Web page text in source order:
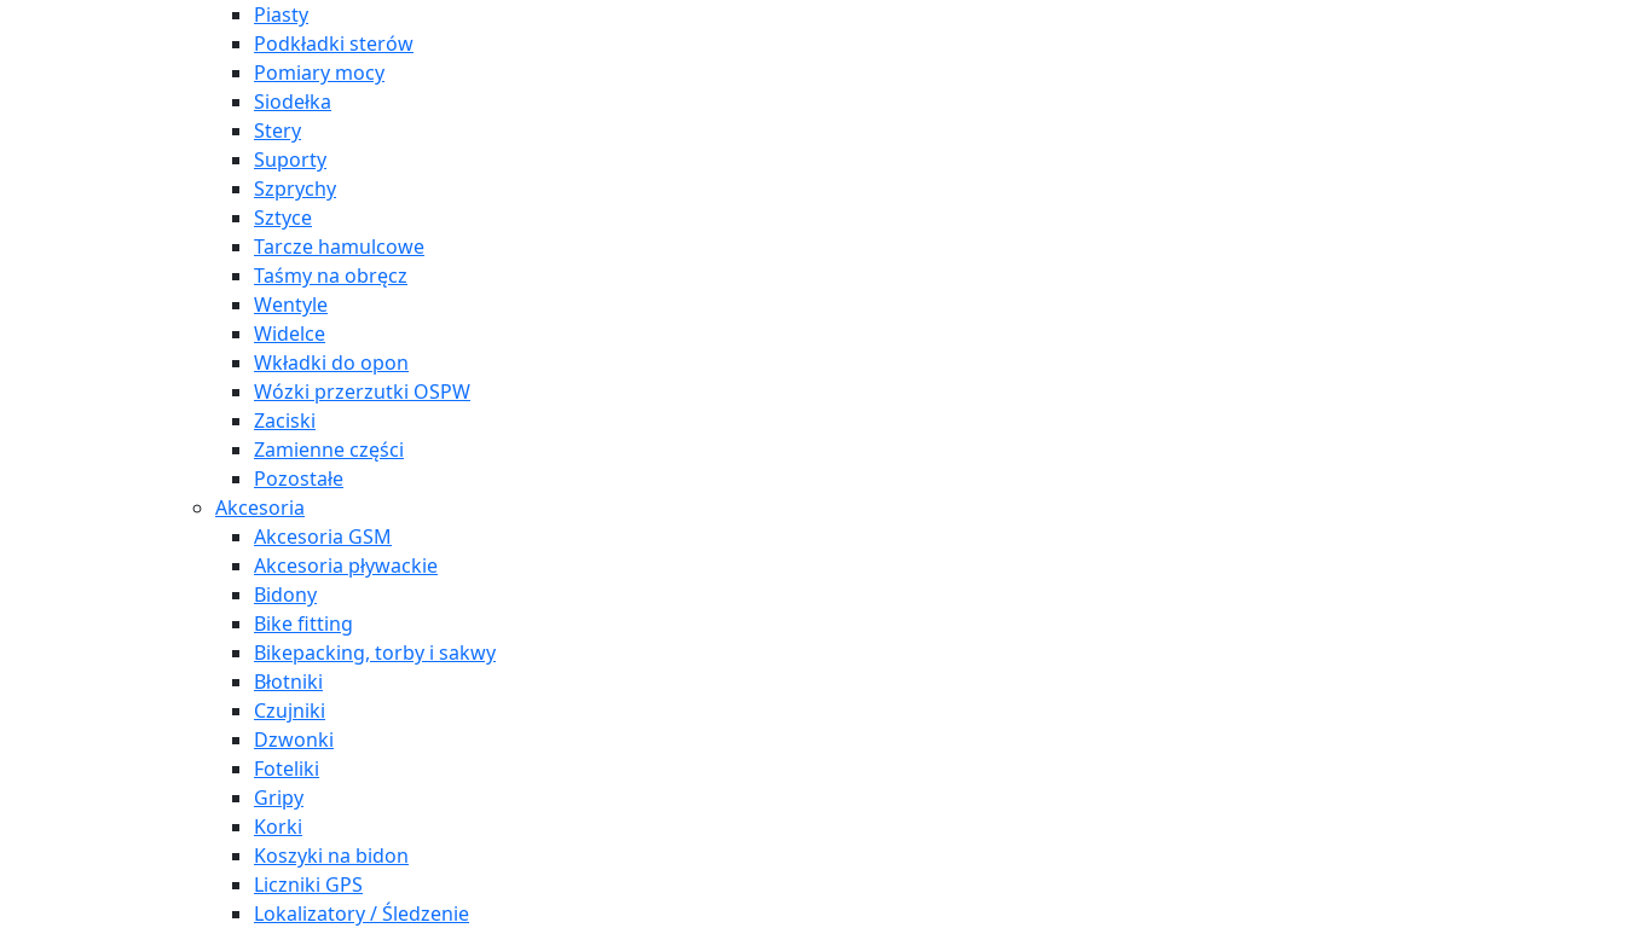
Piasty
Podkładki sterów
Pomiary mocy
Siodełka
Stery
Suporty
Szprychy
Sztyce
Tarcze hamulcowe
Taśmy na obręcz
Wentyle
Widelce
Wkładki do opon
Wózki przerzutki OSPW
Zaciski
Zamienne części
Pozostałe
Akcesoria
Akcesoria GSM
Akcesoria pływackie
Bidony
Bike fitting
Bikepacking, torby i sakwy
Błotniki
Czujniki
Dzwonki
Foteliki
Gripy
Korki
Koszyki na bidon
Liczniki GPS
Lokalizatory / Śledzenie